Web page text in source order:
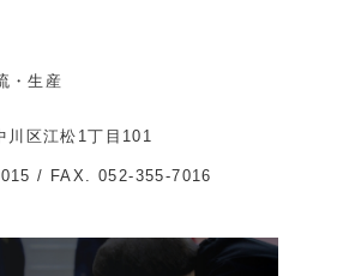
・生産
川区江松1丁目101
/ FAX. 052-355-7016